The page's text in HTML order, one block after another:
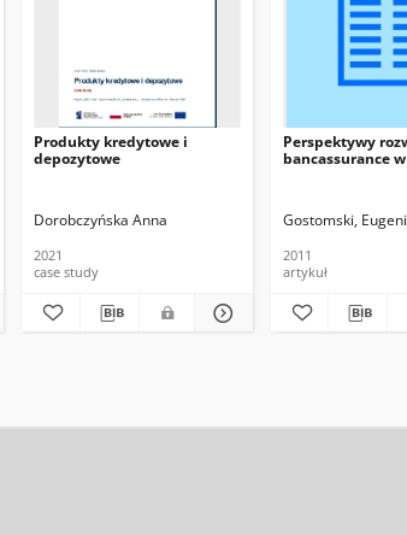
Jarosław, red.
Produkty kredytowe i
depozytowe
Dorobczyńska Anna
2021
case study
Perspektywy
bancassurance
Gostomski,
2011
artykuł